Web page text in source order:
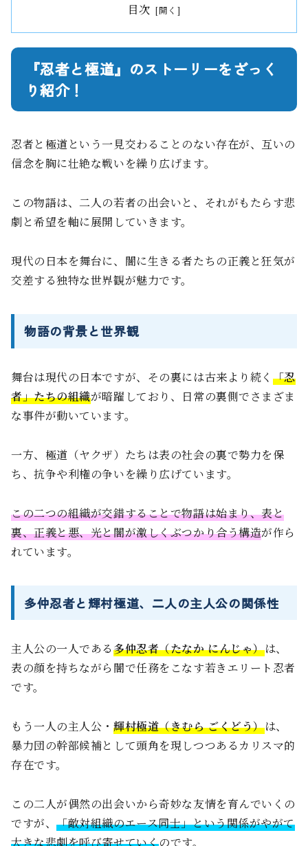
目次
『忍者と極道』のストーリーをざっく
り紹介！
忍者と極道という一見交わることのない存在が、互いの
信念を胸に壮絶な戦いを繰り広げます。
この物語は、二人の若者の出会いと、それがもたらす悲
劇と希望を軸に展開していきます。
現代の日本を舞台に、闇に生きる者たちの正義と狂気が
交差する独特な世界観が魅力です。
物語の背景と世界観
舞台は現代の日本ですが、その裏には古来より続く 「忍
者」たちの組織が暗躍しており、日常の裏側でさまざま
な事件が動いています。
一方、極道（ヤクザ）たちは表の社会の裏で勢力を保
ち、抗争や利権の争いを繰り広げています。
この二つの組織が交錯することで物語は始まり、表と
裏、正義と悪、光と闇が激しくぶつかり合う構造が作ら
れています。
多仲忍者と輝村極道、二人の主人公の関係性
主人公の一人である多仲忍者（たなか にんじゃ）は、
表の顔を持ちながら闇で任務をこなす若きエリート忍者
です。
もう一人の主人公・輝村極道（きむら ごくどう）は、
暴力団の幹部候補として頭角を現しつつあるカリスマ的
存在です。
この二人が偶然の出会いから奇妙な友情を育んでいくの
ですが、「敵対組織のエース同士」という関係がやがて
大きな悲劇を呼び寄せていくのです。